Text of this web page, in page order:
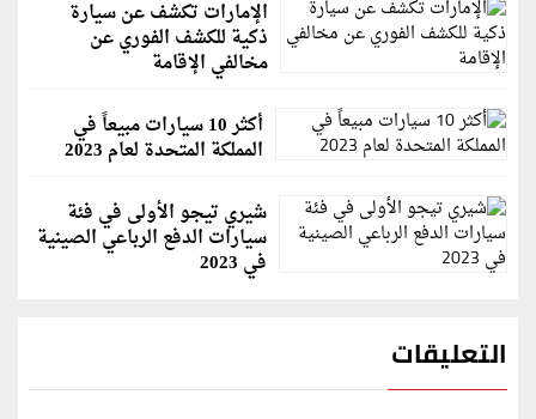
الإمارات تكشف عن سيارة
ذكية للكشف الفوري عن
مخالفي الإقامة
أكثر 10 سيارات مبيعاً في
المملكة المتحدة لعام 2023
شيري تيجو الأولى في فئة
سيارات الدفع الرباعي الصينية
في 2023
التعليقات